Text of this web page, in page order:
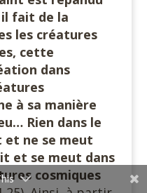
fait de la
les créatures
cette
dans
à sa manière
Rien dans le
et ne se meut
et se meut dans
cosmiques